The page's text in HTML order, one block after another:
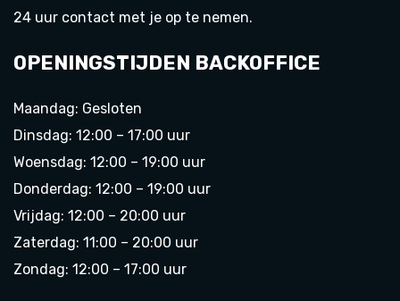
24 uur contact met je op te nemen.
OPENINGSTIJDEN BACKOFFICE
Maandag: Gesloten
Dinsdag: 12:00 – 17:00 uur
Woensdag: 12:00 – 19:00 uur
Donderdag: 12:00 – 19:00 uur
Vrijdag: 12:00 – 20:00 uur
Zaterdag: 11:00 – 20:00 uur
Zondag: 12:00 – 17:00 uur